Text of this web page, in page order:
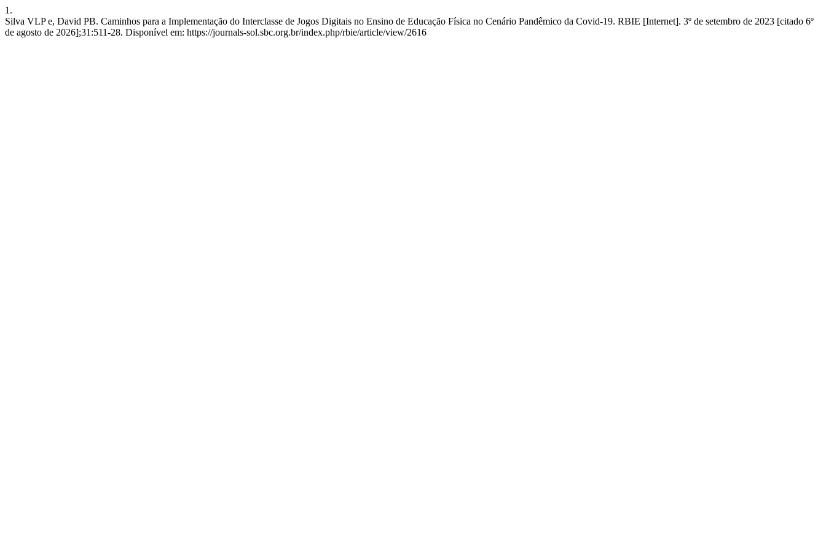
1.
Silva VLP e, David PB. Caminhos para a Implementação do Interclasse de Jogos Digitais no Ensino de Educação Física no Cenário Pandêmico da Covid-19. RBIE [Internet]. 3º de setembro de 2023 [citado 6º
de agosto de 2026];31:511-28. Disponível em: https://journals-sol.sbc.org.br/index.php/rbie/article/view/2616